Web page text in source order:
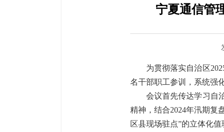
宁夏通信管
为贯彻落实自治区
名干部职工参训，系统强
会议首先传达学习自
精神，结合2024年汛期复
区县现场驻点”的立体化